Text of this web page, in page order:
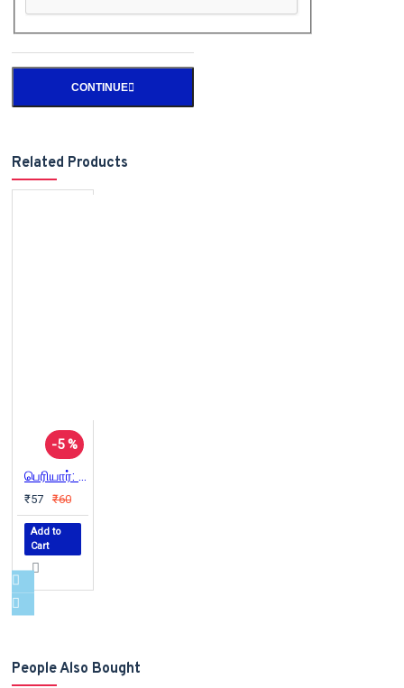
CONTINUE
Related Products
-5 %
பெரியார்: தேர்ந்தெடுக்கப்பட்ட சிந்தனைகள்
₹57 ₹60
Add to
Cart
People Also Bought